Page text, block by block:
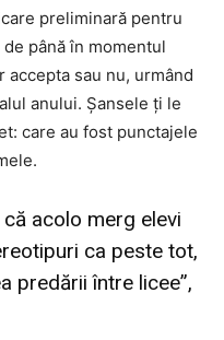
preliminară pentru
până în momentul
accepta sau nu, urmând
anului. Șansele ți le
care au fost punctajele
acolo merg elevi
ca peste tot,
predării între licee”,